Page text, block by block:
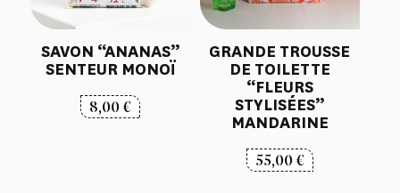
SAVON “ANANAS”
SENTEUR MONOÏ
8,00€
GRANDE TROUSSE
DE TOILETTE
“FLEURS
STYLISÉES”
MANDARINE
55,00€